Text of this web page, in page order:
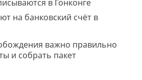
в Гонконге
на банковский счёт в
важно правильно
и собрать пакет